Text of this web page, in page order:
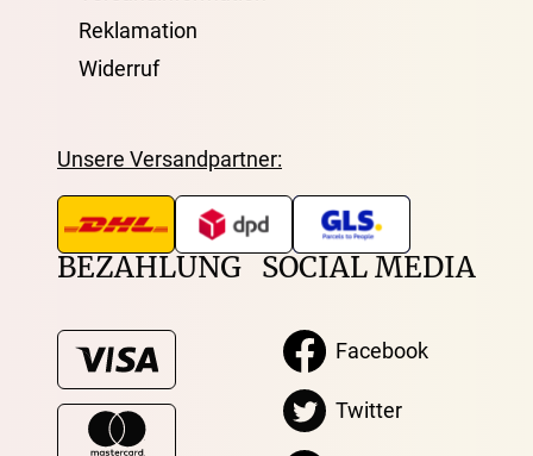
Reklamation
Widerruf
Unsere Versandpartner:
BEZAHLUNG SOCIAL MEDIA
Facebook
Twitter